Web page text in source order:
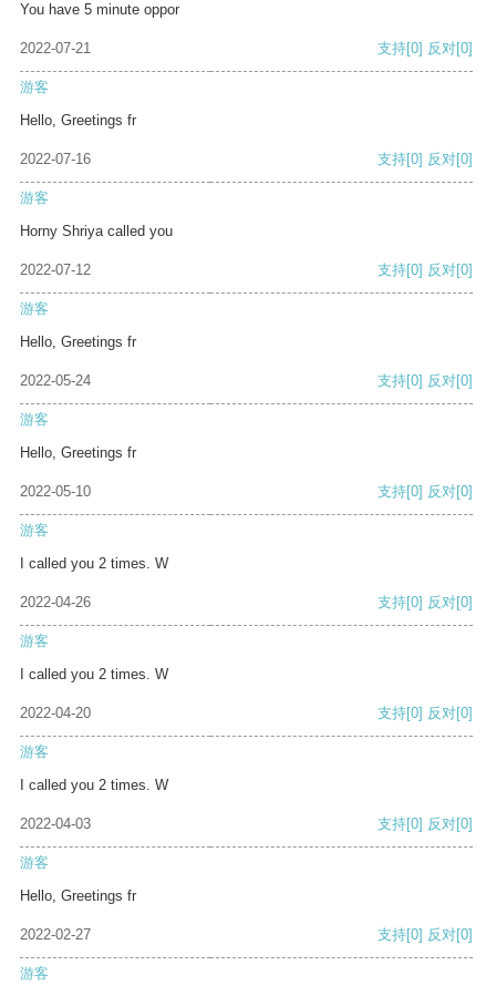
You have 5 minute oppor
2022-07-21 支持[0] 反对[0]
游客
Hello, Greetings fr
2022-07-16 支持[0] 反对[0]
游客
Horny Shriya called you
2022-07-12 支持[0] 反对[0]
游客
Hello, Greetings fr
2022-05-24 支持[0] 反对[0]
游客
Hello, Greetings fr
2022-05-10 支持[0] 反对[0]
游客
I called you 2 times. W
2022-04-26 支持[0] 反对[0]
游客
I called you 2 times. W
2022-04-20 支持[0] 反对[0]
游客
I called you 2 times. W
2022-04-03 支持[0] 反对[0]
游客
Hello, Greetings fr
2022-02-27 支持[0] 反对[0]
游客